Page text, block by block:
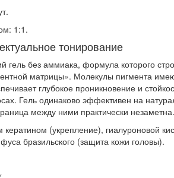
1:1.
тонирование
без аммиака, формула которого
матрицы». Молекулы пигмента
глубокое проникновение и
Гель одинаково эффективен на
между ними практически незаметна.
(укрепление), гиалуроновой
бразильского (защита кожи головы).